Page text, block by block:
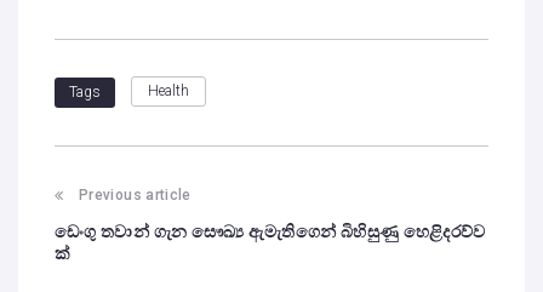
Tags Health
Previous article
ඩෙංගු තවාන් ගැන සෞඛ්‍ය ඇමැතිගෙන් බිහිසුණු හෙළිදරව්ව
ක්